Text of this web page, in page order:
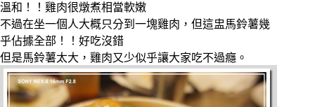
溫和！！雞肉很燉煮相當軟嫩
不過在坐一個人大概只分到一塊雞肉，但這盅馬鈴薯幾
乎佔據全部！！好吃沒錯
但是馬鈴薯太大，雞肉又少似乎讓大家吃不過癮。